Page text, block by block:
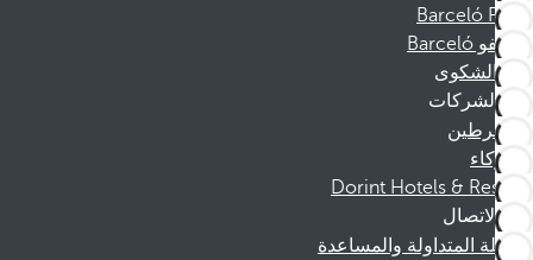
Barceló Films
موظفو Barceló
قناة الشكوى
الشركات
المنخرطين
الشركاء
Dorint Hotels & Resorts
الاتصال
الأسئلة المتداولة والمساعدة